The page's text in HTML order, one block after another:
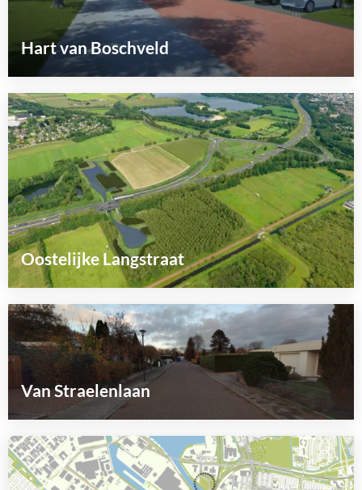
Hart van Boschveld
meer
over
Oostelijke Langstraat
meer
over
Van Straelenlaan
meer
over